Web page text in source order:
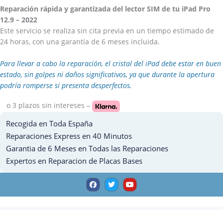
Reparación rápida y garantizada del lector SIM de tu iPad Pro
12.9 – 2022
Este servicio se realiza sin cita previa en un tiempo estimado de
24 horas, con una garantía de 6 meses incluida.
Para llevar a cabo la reparación, el cristal del iPad debe estar en buen
estado, sin golpes ni daños significativos, ya que durante la apertura
podría romperse si presenta desperfectos.
o 3 plazos sin intereses –
Recogida en Toda España
Reparaciones Express en 40 Minutos
Garantia de 6 Meses en Todas las Reparaciones
Expertos en Reparacion de Placas Bases
F
a
c
e
T
w
i
t
Y
o
u
t